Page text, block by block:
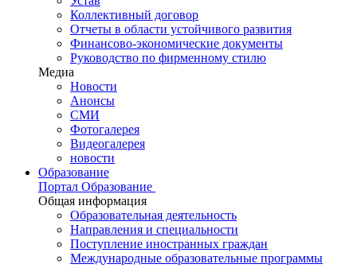
Коллективный договор
Отчеты в области устойчивого развития
Финансово-экономические документы
Руководство по фирменному стилю
Медиа
Новости
Анонсы
СМИ
Фотогалерея
Видеогалерея
новости
Образование
Портал Образование
Общая информация
Образовательная деятельность
Направления и специальности
Поступление иностранных граждан
Международные образовательные программы